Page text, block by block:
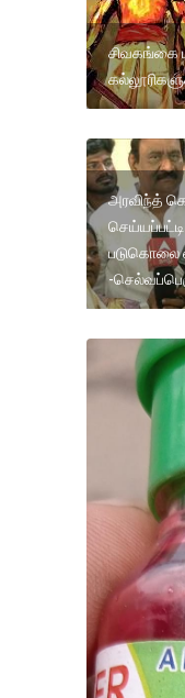
சிவகங்கை
அரவிந்த்
படுகொலை
-